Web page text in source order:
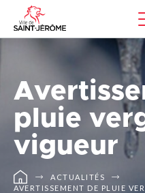
pluie
vigueur
ACTUALITÉS
AVERTISSEMENT DE PLUIE